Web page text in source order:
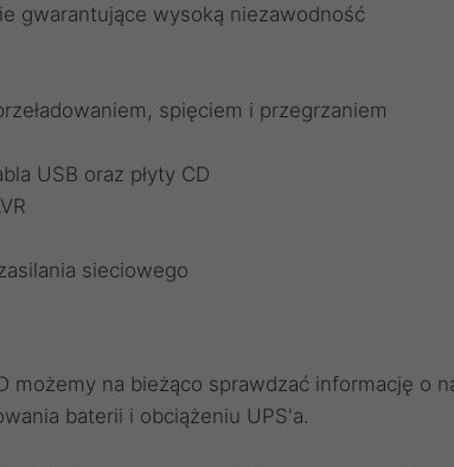
gwarantujące wysoką niezawodność
spięciem i przegrzaniem
USB oraz płyty CD
sieciowego
na bieżąco sprawdzać informację o
baterii i obciążeniu UPS'a.